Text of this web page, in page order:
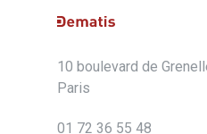
10 boulevard de
Paris
01 72 36 55 48